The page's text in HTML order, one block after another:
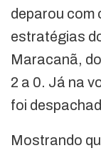
deparou com
estratégias
Maracanã,
2 a 0. Já na
foi
Mostrando